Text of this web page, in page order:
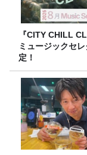
『CITY CHILL
ミュージックセ
定！